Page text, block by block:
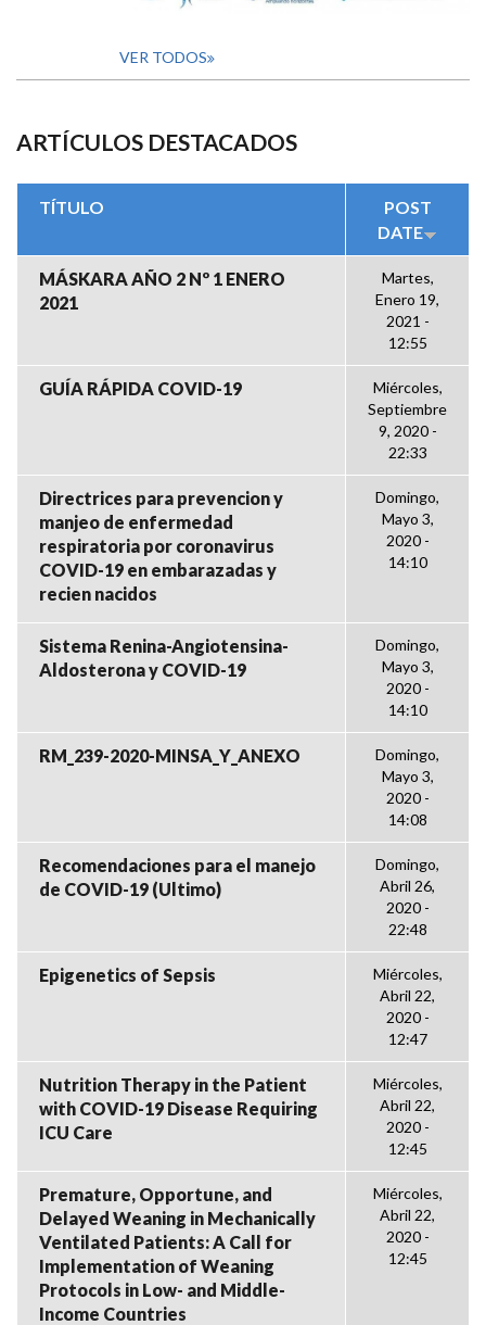
VER TODOS
ARTÍCULOS DESTACADOS
TÍTULO
POST
DATE
MÁSKARA AÑO 2 Nº 1 ENERO
2021
Martes,
Enero 19,
2021 -
12:55
GUÍA RÁPIDA COVID-19
Miércoles,
Septiembre
9, 2020 -
22:33
Directrices para prevencion y
manjeo de enfermedad
respiratoria por coronavirus
COVID-19 en embarazadas y
recien nacidos
Domingo,
Mayo 3,
2020 -
14:10
Sistema Renina-Angiotensina-
Aldosterona y COVID-19
Domingo,
Mayo 3,
2020 -
14:10
RM_239-2020-MINSA_Y_ANEXO
Domingo,
Mayo 3,
2020 -
14:08
Recomendaciones para el manejo
de COVID-19 (Ultimo)
Domingo,
Abril 26,
2020 -
22:48
Epigenetics of Sepsis
Miércoles,
Abril 22,
2020 -
12:47
Nutrition Therapy in the Patient
with COVID-19 Disease Requiring
ICU Care
Miércoles,
Abril 22,
2020 -
12:45
Premature, Opportune, and
Delayed Weaning in Mechanically
Ventilated Patients: A Call for
Implementation of Weaning
Protocols in Low- and Middle-
Income Countries
Miércoles,
Abril 22,
2020 -
12:45